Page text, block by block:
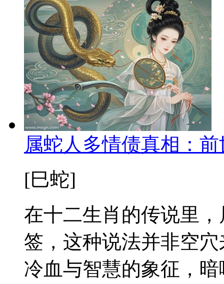
属蛇人多情债真相：
[巳蛇]
在十二生肖的传说里
签，这种说法并非空
冷血与智慧的象征，